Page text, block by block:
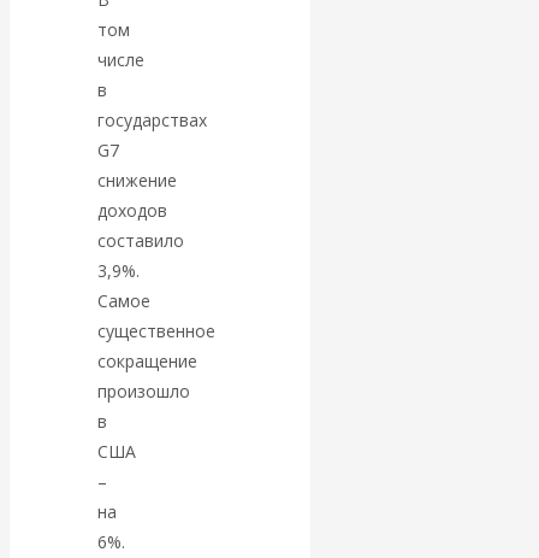
«Об этом
молчат»:
экономист
Валентин
Катасонов
считает, что
кризис в
банковской
сфере России
уже начался
том
числе
в
государствах
G7
снижение
доходов
составило
3,9%.
Самое
существенное
сокращение
произошло
в
США
–
на
6%.